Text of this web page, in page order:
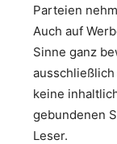
Parteien
Auch auf
Sinne ganz
keine
gebundenen
Leser.